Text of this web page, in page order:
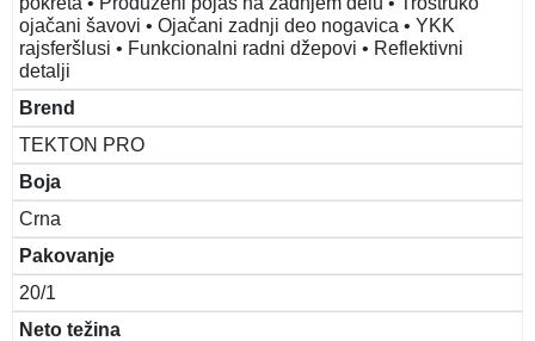
ojačani šavovi • Ojačani zadnji deo nogavica • YKK
rajsferšlusi • Funkcionalni radni džepovi • Reflektivni
detalji
Brend
TEKTON PRO
Boja
Crna
Pakovanje
20/1
Neto težina